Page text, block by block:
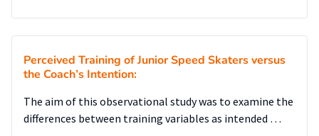
Perceived Training of Junior Speed Skaters versus
the Coach’s Intention:
The aim of this observational study was to examine the
differences between training variables as intended …